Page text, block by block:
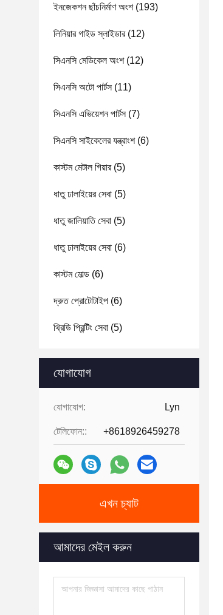
ইনজেকশন ছাঁচনির্মাণ অংশ(193)
লিনিয়ার গাইড স্লাইডার(12)
সিএনসি মেডিকেল অংশ(12)
সিএনসি অটো পার্টস(11)
সিএনসি এভিয়েশন পার্টস(7)
সিএনসি সাইকেলের যন্ত্রাংশ(6)
কাস্টম মেটাল গিয়ার(5)
ধাতু ঢালাইয়ের সেবা (5)
ধাতু জালিয়াতি সেবা (5)
ধাতু ঢালাইয়ের সেবা (6)
কাস্টম মোল্ড (6)
দ্রুত প্রোটোটাইপ (6)
থ্রিডি প্রিন্টিং সেবা (5)
যোগাযোগ
যোগাযোগ: Lyn
টেলিফোন:: +8618926459278
এখন চ্যাট
আমাদের মেইল করুন